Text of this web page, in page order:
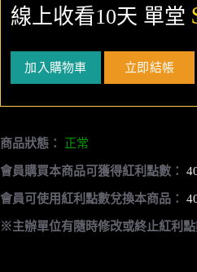
線上收看10天 單堂
加入購物車 立即結帳
商品狀態： 正常
會員購買本商品可獲得紅利點數：
會員可使用紅利點數兌換本商品：
※主辦單位有隨時修改或終止紅利點